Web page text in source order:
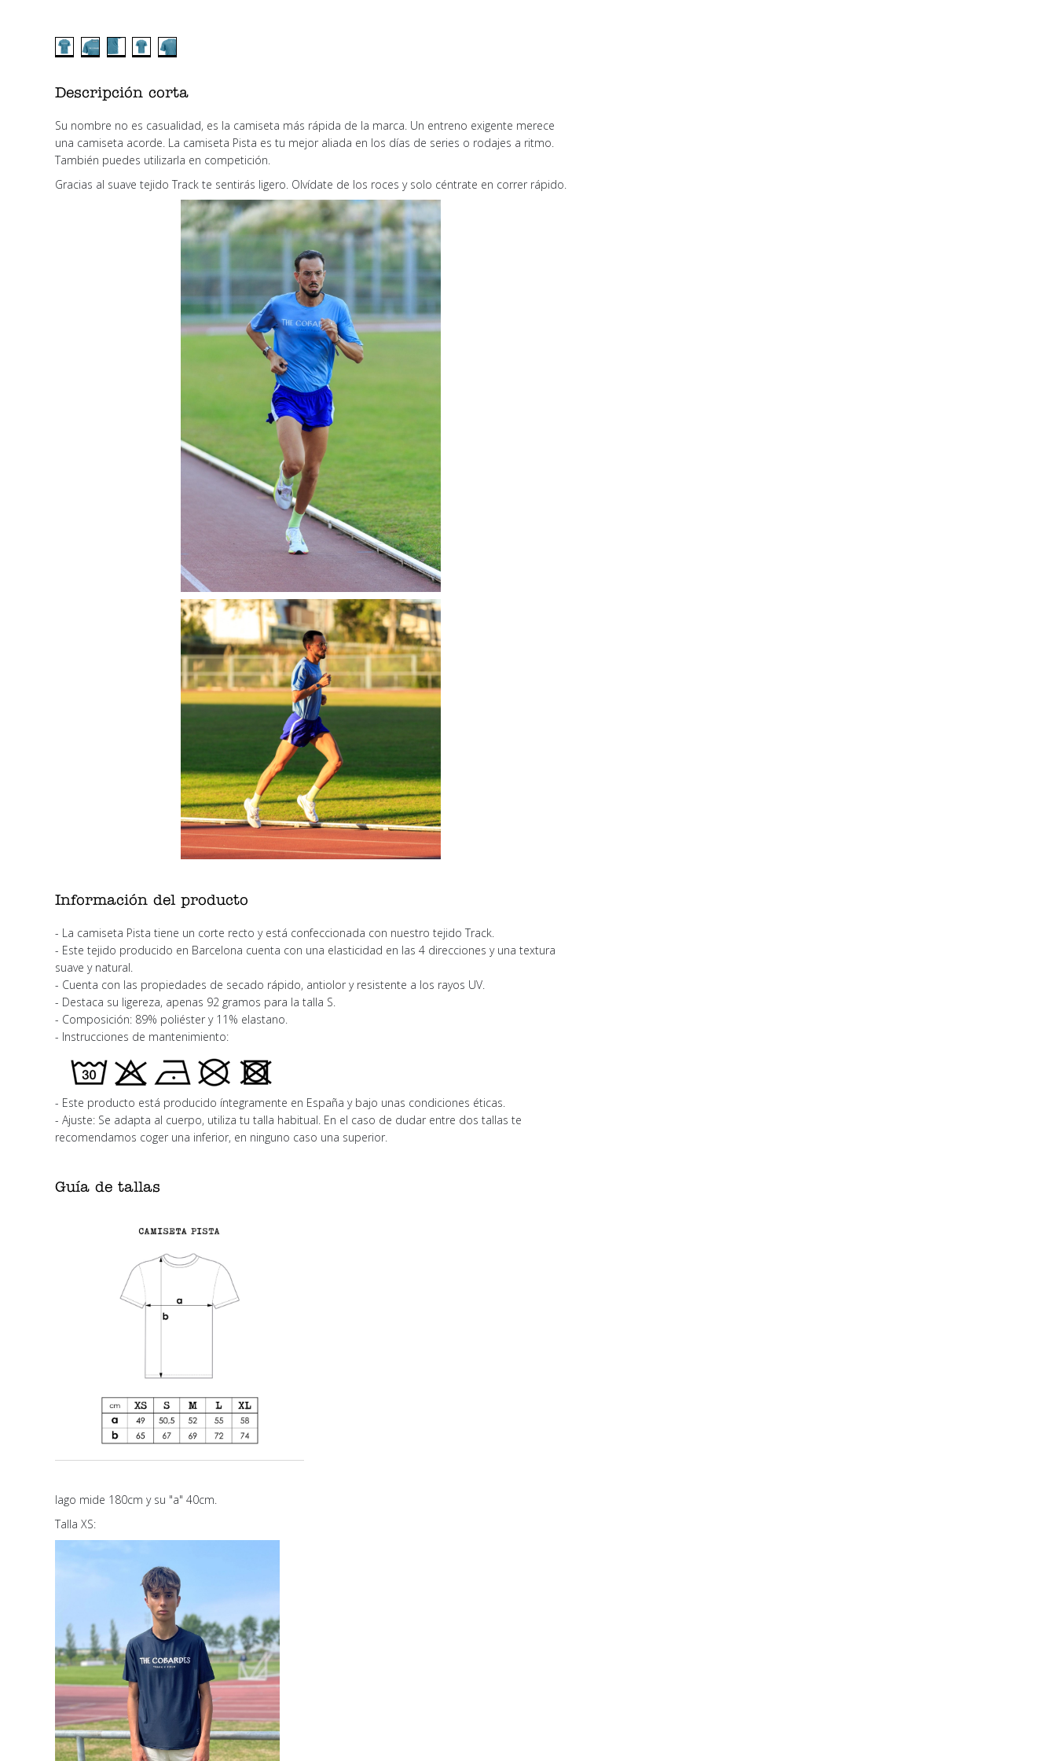
Descripción corta
Su nombre no es casualidad, es la camiseta más rápida de la marca. Un entreno exigente merece
una camiseta acorde. La camiseta Pista es tu mejor aliada en los días de series o rodajes a ritmo.
También puedes utilizarla en competición.
Gracias al suave tejido Track te sentirás ligero. Olvídate de los roces y solo céntrate en correr rápido.
Información del producto
- La camiseta Pista tiene un corte recto y está confeccionada con nuestro tejido Track.
- Este tejido producido en Barcelona cuenta con una elasticidad en las 4 direcciones y una textura
suave y natural.
- Cuenta con las propiedades de secado rápido, antiolor y resistente a los rayos UV.
- Destaca su ligereza, apenas 92 gramos para la talla S.
- Composición: 89% poliéster y 11% elastano.
- Instrucciones de mantenimiento:
- Este producto está producido íntegramente en España y bajo unas condiciones éticas.
- Ajuste: Se adapta al cuerpo, utiliza tu talla habitual. En el caso de dudar entre dos tallas te
recomendamos coger una inferior, en ninguno caso una superior.
Guía de tallas
Iago mide 180cm y su "a" 40cm.
Talla XS: